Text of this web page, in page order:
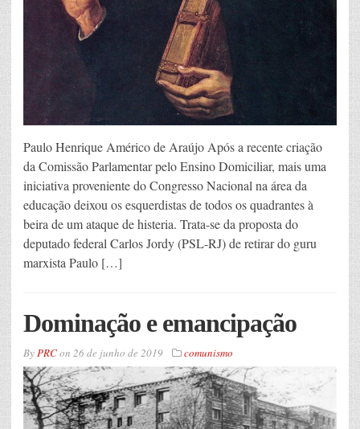
Paulo Henrique Américo de Araújo Após a recente criação
da Comissão Parlamentar pelo Ensino Domiciliar, mais uma
iniciativa proveniente do Congresso Nacional na área da
educação deixou os esquerdistas de todos os quadrantes à
beira de um ataque de histeria. Trata-se da proposta do
deputado federal Carlos Jordy (PSL-RJ) de retirar do guru
marxista Paulo […]
Dominação e emancipação
ByPRCon 26 de junho de 2019 comunismo